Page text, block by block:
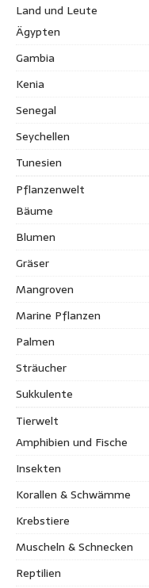
Land und Leute
Ägypten
Gambia
Kenia
Senegal
Seychellen
Tunesien
Pflanzenwelt
Bäume
Blumen
Gräser
Mangroven
Marine Pflanzen
Palmen
Sträucher
Sukkulente
Tierwelt
Amphibien und Fische
Insekten
Korallen & Schwämme
Krebstiere
Muscheln & Schnecken
Reptilien